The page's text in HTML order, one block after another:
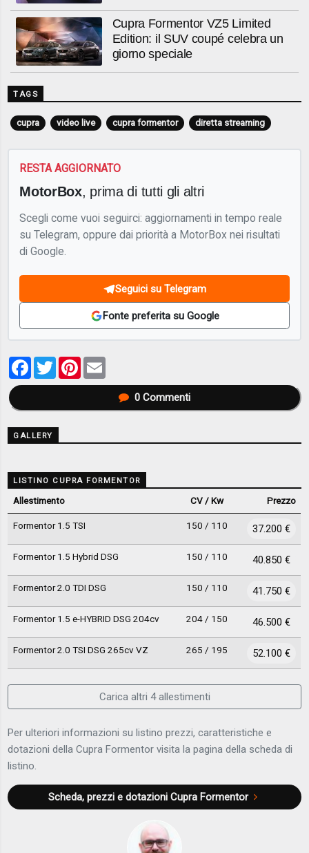
Cupra Formentor VZ5 Limited
Edition: il SUV coupé celebra un
giorno speciale
TAGS
cupra video live cupra formentor diretta streaming
RESTA AGGIORNATO
MotorBox, prima di tutti gli altri
Scegli come vuoi seguirci: aggiornamenti in tempo reale
su Telegram, oppure dai priorità a MotorBox nei risultati
di Google.
Seguici su Telegram
Fonte preferita su Google
Facebook
TwitterPinterest
0Commenti
GALLERY
LISTINO CUPRA FORMENTOR
Allestimento CV / Kw Prezzo
Formentor 1.5 TSI 150 / 110 37.200 €
Formentor 1.5 Hybrid DSG 150 / 110 40.850 €
Formentor 2.0 TDI DSG 150 / 110 41.750 €
Formentor 1.5 e-HYBRID DSG 204cv 204 / 150 46.500 €
Formentor 2.0 TSI DSG 265cv VZ 265 / 195 52.100 €
Carica altri 4 allestimenti
Per ulteriori informazioni su listino prezzi, caratteristiche e
dotazioni della Cupra Formentor visita la pagina della scheda di
listino.
Scheda, prezzi e dotazioni Cupra Formentor